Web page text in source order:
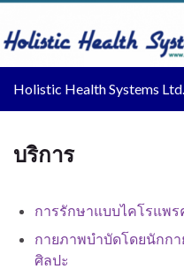
Holistic Health Systems Ltd.
บริการ
การรักษาแบบไคโรแพร
กายภาพบำบัดโดยนักก
ศิลปะ